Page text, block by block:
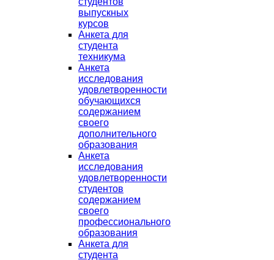
выпускных
курсов
Анкета для
студента
техникума
Анкета
исследования
удовлетворенности
обучающихся
содержанием
своего
дополнительного
образования
Анкета
исследования
удовлетворенности
студентов
содержанием
своего
профессионального
образования
Анкета для
студента